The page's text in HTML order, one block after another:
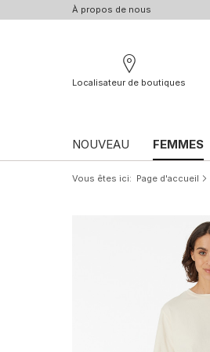
À propos de nous
Localisateur de boutiques
NOUVEAU FEMMES
Vous êtes ici Page d'accueil